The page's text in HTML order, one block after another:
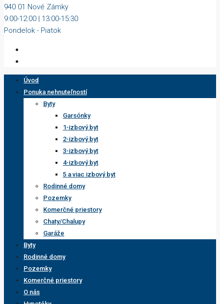
940 01 Nové Zámky
9:00-12:00 | 13:00-15:30
Pondelok - Piatok
Úvod
Ponuka nehnuteľností
Byty
Garsónky
1-izbový byt
2-izbový byt
3-izbový byt
4-izbový byt
5 a viac izbový byt
Rodinné domy
Pozemky
Komerčné priestory
Chaty/Chalupy
Garáže
Byty
Rodinné domy
Pozemky
Komerčné priestory
O nás